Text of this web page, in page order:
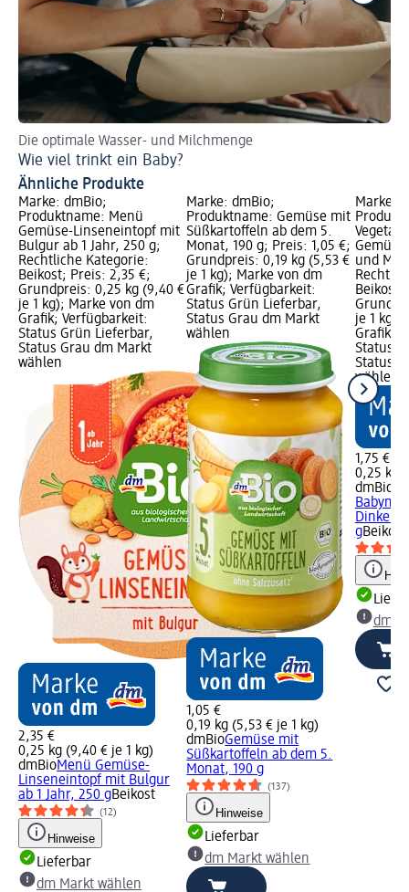
Die optimale Wasser- und Milchmenge
Wie viel trinkt ein Baby?
Ähnliche Produkte
Marke: dmBio;
Produktname: Menü
Gemüse-Linseneintopf mit
Bulgur ab 1 Jahr, 250 g;
Rechtliche Kategorie:
Beikost; Preis: 2,35 €;
Grundpreis: 0,25 kg (9,40 €
je 1 kg); Marke von dm
Grafik; Verfügbarkeit:
Status Grün Lieferbar,
Status Grau dm Markt
wählen
2,35 €
0,25 kg (9,40 € je 1 kg)
dmBioMenü Gemüse-
Linseneintopf mit Bulgur
ab 1 Jahr, 250 gBeikost
(12)
Hinweise
Lieferbar
dm Markt wählen
Marke: dmBio;
Produktname: Gemüse mit
Süßkartoffeln ab dem 5.
Monat, 190 g; Preis: 1,05 €;
Grundpreis: 0,19 kg (5,53 €
je 1 kg); Marke von dm
Grafik; Verfügbarkeit:
Status Grün Lieferbar,
Status Grau dm Markt
wählen
1,05 €
0,19 kg (5,53 € je 1 kg)
dmBioGemüse mit
Süßkartoffeln ab dem 5.
Monat, 190 g
(137)
Hinweise
Lieferbar
dm Markt wählen
Marke:
und
Beikost;
je 1 kg);
Grafik;
Status
Status
wählen
1,75 €
0,25 kg
dmBio
gBeikost
dm